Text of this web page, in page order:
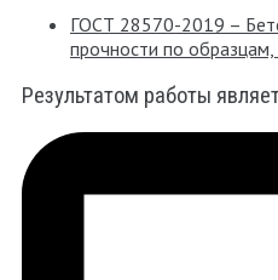
ГОСТ 28570-2019 –
прочности по
Результатом работы